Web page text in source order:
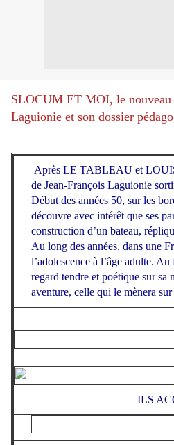
SLOCUM ET MOI, le nouveau
Laguionie et son dossier
Après LE TABLEAU et
de Jean-François Laguionie
Début des années 50, sur les
découvre avec intérêt que ses
construction d’un bateau,
Au long des années, dans une
l’adolescence à l’âge adulte.
regard tendre et poétique sur sa
aventure, celle qui le mènera
ILS